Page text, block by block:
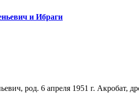
и Ибраги
род. 6 апреля 1951 г. Акробат,